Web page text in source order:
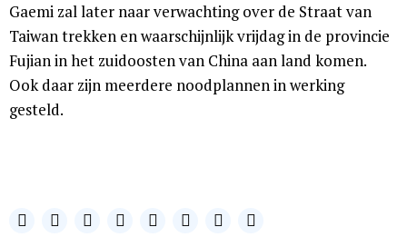
Gaemi zal later naar verwachting over de Straat van
Taiwan trekken en waarschijnlijk vrijdag in de provincie
Fujian in het zuidoosten van China aan land komen.
Ook daar zijn meerdere noodplannen in werking
gesteld.